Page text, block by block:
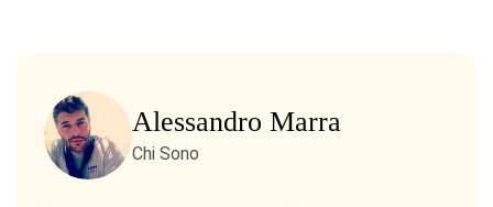
Alessandro Marra
Chi Sono